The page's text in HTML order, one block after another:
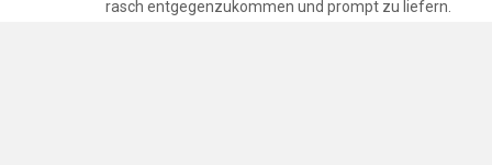
rasch entgegenzukommen und prompt zu liefern.